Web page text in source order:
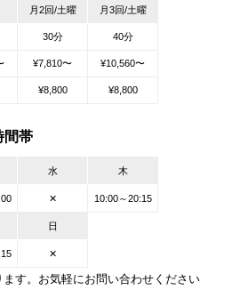
月2回/土曜 月3回/土曜
30分 40分
¥7,810〜 ¥10,560〜
¥8,800 ¥8,800
帯
水 木
✕ 10:00～20:15
日
✕
す。お気軽にお問い合わせください